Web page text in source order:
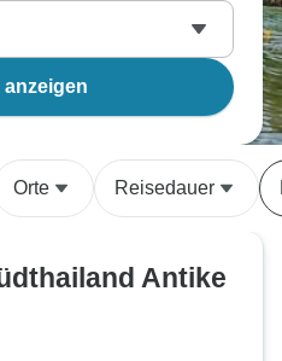
anzeigen
Orte Reisedauer
Antike